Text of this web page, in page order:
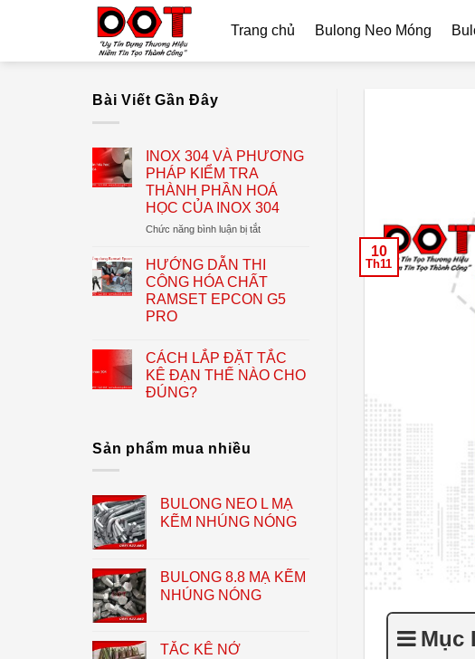
Trang chủ Bulong Neo Móng
Bài Viết Gần Đây
INOX 304 VÀ PHƯƠNG
PHÁP KIỂM TRA
THÀNH PHẦN HOÁ
HỌC CỦA INOX 304
Chức năng bình luận bị tắtở
304
VÀ
PHƯƠNG
PHÁP
THÀNH
PHẦN
HOÁ
HƯỚNG DẪN THI
CÔNG HÓA CHẤT
RAMSET EPCON G5
PRO
CÁCH LẮP ĐẶT TẮC
KÊ ĐẠN THẾ NÀO CHO
ĐÚNG?
Sản phẩm mua nhiều
BULONG NEO L MẠ
KẼM NHÚNG NÓNG
BULONG 8.8 MẠ KẼM
NHÚNG NÓNG
TẮC KÊ NỞ
10
Th11
Mục